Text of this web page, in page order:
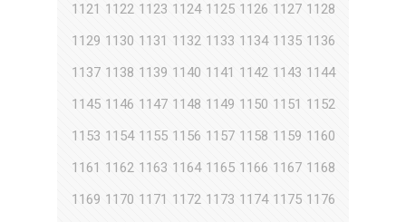
1121 1122 1123 1124 1125 1126 1127 1128
1129 1130 1131 1132 1133 1134 1135 1136
1137 1138 1139 1140 1141 1142 1143 1144
1145 1146 1147 1148 1149 1150 1151 1152
1153 1154 1155 1156 1157 1158 1159 1160
1161 1162 1163 1164 1165 1166 1167 1168
1169 1170 1171 1172 1173 1174 1175 1176